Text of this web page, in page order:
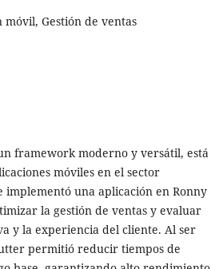
Gestión de ventas
framework moderno y versátil, está
móviles en el sector
implementó una aplicación en Ronny
la gestión de ventas y evaluar
y la experiencia del cliente. Al ser
permitió reducir tiempos de